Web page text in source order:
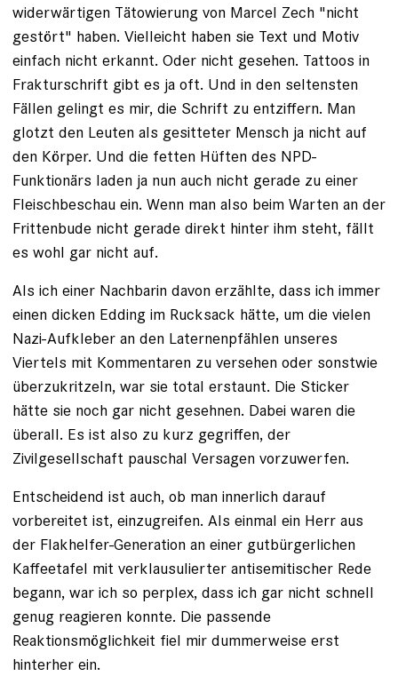
widerwärtigen Tätowierung von Marcel Zech "nicht
gestört" haben. Vielleicht haben sie Text und Motiv
einfach nicht erkannt. Oder nicht gesehen. Tattoos in
Frakturschrift gibt es ja oft. Und in den seltensten
Fällen gelingt es mir, die Schrift zu entziffern. Man
glotzt den Leuten als gesitteter Mensch ja nicht auf
den Körper. Und die fetten Hüften des NPD-
Funktionärs laden ja nun auch nicht gerade zu einer
Fleischbeschau ein. Wenn man also beim Warten an der
Frittenbude nicht gerade direkt hinter ihm steht, fällt
es wohl gar nicht auf.
Als ich einer Nachbarin davon erzählte, dass ich immer
einen dicken Edding im Rucksack hätte, um die vielen
Nazi-Aufkleber an den Laternenpfählen unseres
Viertels mit Kommentaren zu versehen oder sonstwie
überzukritzeln, war sie total erstaunt. Die Sticker
hätte sie noch gar nicht gesehnen. Dabei waren die
überall. Es ist also zu kurz gegriffen, der
Zivilgesellschaft pauschal Versagen vorzuwerfen.
Entscheidend ist auch, ob man innerlich darauf
vorbereitet ist, einzugreifen. Als einmal ein Herr aus
der Flakhelfer-Generation an einer gutbürgerlichen
Kaffeetafel mit verklausulierter antisemitischer Rede
begann, war ich so perplex, dass ich gar nicht schnell
genug reagieren konnte. Die passende
Reaktionsmöglichkeit fiel mir dummerweise erst
hinterher ein.